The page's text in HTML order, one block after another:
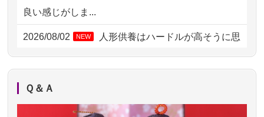
2026/08/04 14:04
2026/08/04 00:38 中野区の方からお申込み
2026/08/03 21:17 愛知県の方からお申込み
2026/08/02 18:47
2026/08/02 11:15 千葉県の方からお申込み
良い感じがしま...
2026/08/02 NEW
人形供養はハードルが高そうに思
えるのですが、...
Ｑ＆Ａ